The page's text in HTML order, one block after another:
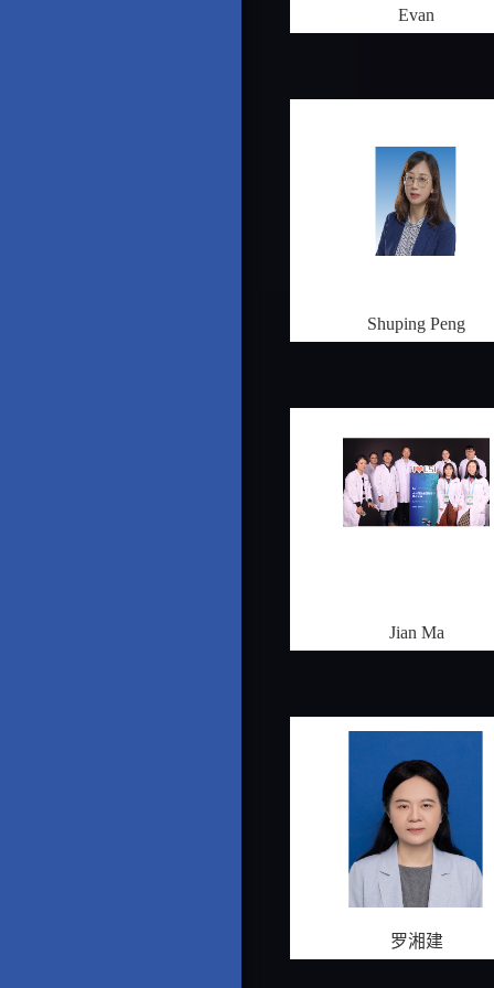
Evan
Shuping Peng
Jian Ma
罗湘建